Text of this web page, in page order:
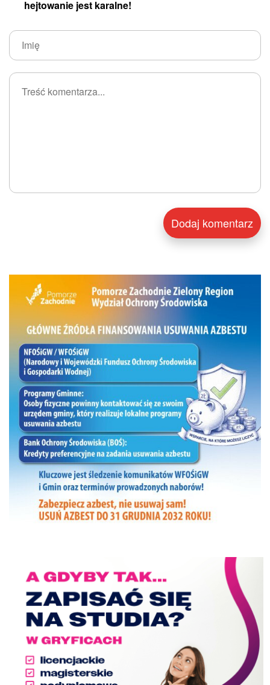
hejtowanie jest karalne!